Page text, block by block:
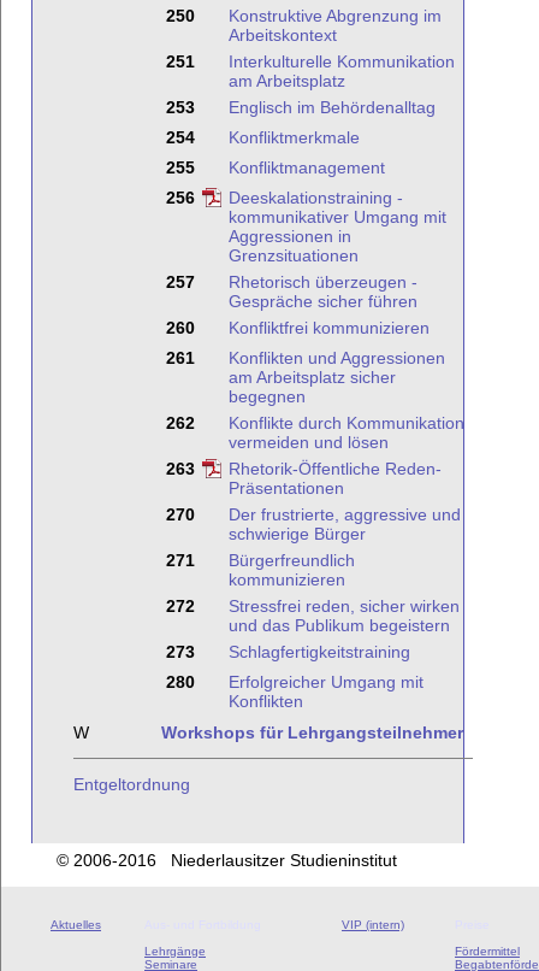
250
Konstruktive Abgrenzung im
Arbeitskontext
251
Interkulturelle Kommunikation
am Arbeitsplatz
253
Englisch im Behördenalltag
254
Konfliktmerkmale
255
Konfliktmanagement
256
Deeskalationstraining -
kommunikativer Umgang mit
Aggressionen in
Grenzsituationen
257
Rhetorisch überzeugen -
Gespräche sicher führen
260
Konfliktfrei kommunizieren
261
Konflikten und Aggressionen
am Arbeitsplatz sicher
begegnen
262
Konflikte durch Kommunikation
vermeiden und lösen
263
Rhetorik-Öffentliche Reden-
Präsentationen
270
Der frustrierte, aggressive und
schwierige Bürger
271
Bürgerfreundlich
kommunizieren
272
Stressfrei reden, sicher wirken
und das Publikum begeistern
273
Schlagfertigkeitstraining
280
Erfolgreicher Umgang mit
Konflikten
W
Workshops für Lehrgangsteilnehmer
Entgeltordnung
© 2006-2016 Niederlausitzer Studieninstitut
Aktuelles
Lehrgänge
Seminare
VIP (intern)
Fördermittel